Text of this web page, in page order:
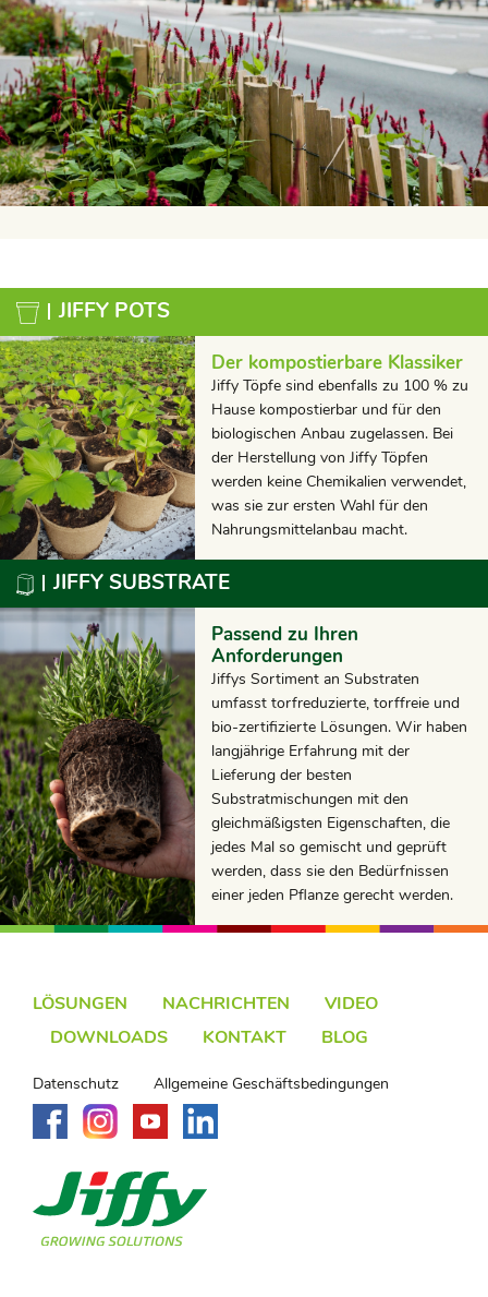
JIFFY POTS
Der kompostierbare Klassiker
Jiffy Töpfe sind ebenfalls zu 100 % zu
Hause kompostierbar und für den
biologischen Anbau zugelassen. Bei
der Herstellung von Jiffy Töpfen
werden keine Chemikalien verwendet,
was sie zur ersten Wahl für den
Nahrungsmittelanbau macht.
JIFFY SUBSTRATE
Passend zu Ihren
Anforderungen
Jiffys Sortiment an Substraten
umfasst torfreduzierte, torffreie und
bio-zertifizierte Lösungen. Wir haben
langjährige Erfahrung mit der
Lieferung der besten
Substratmischungen mit den
gleichmäßigsten Eigenschaften, die
jedes Mal so gemischt und geprüft
werden, dass sie den Bedürfnissen
einer jeden Pflanze gerecht werden.
LÖSUNGEN NACHRICHTEN
VIDEO
DOWNLOADS
KONTAKT BLOG
Datenschutz Allgemeine Geschäftsbedingungen